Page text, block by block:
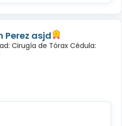
Perez asjd
Cirugía de Tórax Cédula: